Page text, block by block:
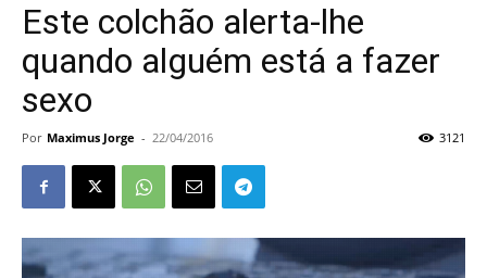
Este colchão alerta-lhe
quando alguém está a fazer
sexo
Por Maximus Jorge - 22/04/2016 3121